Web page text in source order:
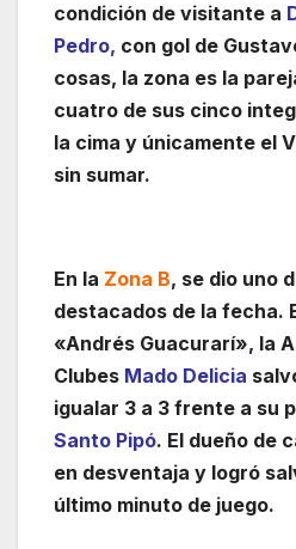
condición de visitante a
Pedro, con gol de
cosas, la zona es la
cuatro de sus cinco
la cima y únicamente el
sin sumar.
En la Zona B, se dio uno
destacados de la fecha.
«Andrés Guacurarí», la
Clubes Mado Delicia
igualar 3 a 3 frente a su
Santo Pipó. El dueño de
en desventaja y logró
último minuto de juego.